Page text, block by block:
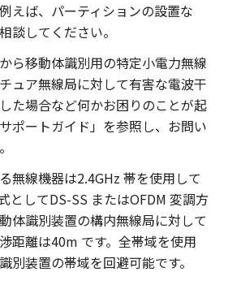
えば、パーティションの設置な
談してください。
ら移動体識別用の特定小電力無線
ュア無線局に対して有害な電波干
た場合など何かお困りのことが起
ポートガイド」を参照し、お問い
無線機器は2.4GHz 帯を使用して
としてDS-SS またはOFDM 変調方
体識別装置の構内無線局に対して
距離は40m です。全帯域を使用
別装置の帯域を回避可能です。